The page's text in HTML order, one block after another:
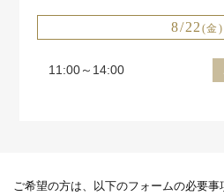
8/22 (金)
11:00～14:00